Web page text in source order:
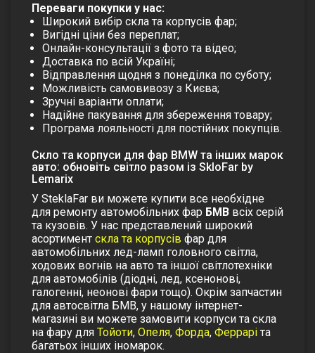
Переваги покупки у нас:
Широкий вибір скла та корпусів фар;
Вигідні ціни без переплат;
Онлайн-консультації з фото та відео;
Доставка по всій Україні;
Відправлення щодня з понеділка по суботу;
Можливість самовивозу з Києва;
Зручні варіанти оплати;
Надійне пакування для збереження товару;
Програма лояльності для постійних покупців.
Скло та корпуси для фар BMW та інших марок
авто: обновіть світло разом із SkloFar by
Lemarix
У SteklaFar ви можете купити все необхідне
для ремонту автомобільних фар БМВ всіх серій
та кузовів. У нас представлений широкий
асортимент скла та корпусів фар для
автомобільних лед-ламп головного світла,
ходових вогнів на авто та іншої світлотехніки
для автомобілів (діодні, лед, ксенонові,
галогенні, неонові фари тощо). Окрім запчастин
для автосвітла БМВ, у нашому інтернет-
магазині ви можете замовити корпуси та скла
на фару для Тойоти, Опеля, Форда, Феррарі та
багатьох інших іномарок.